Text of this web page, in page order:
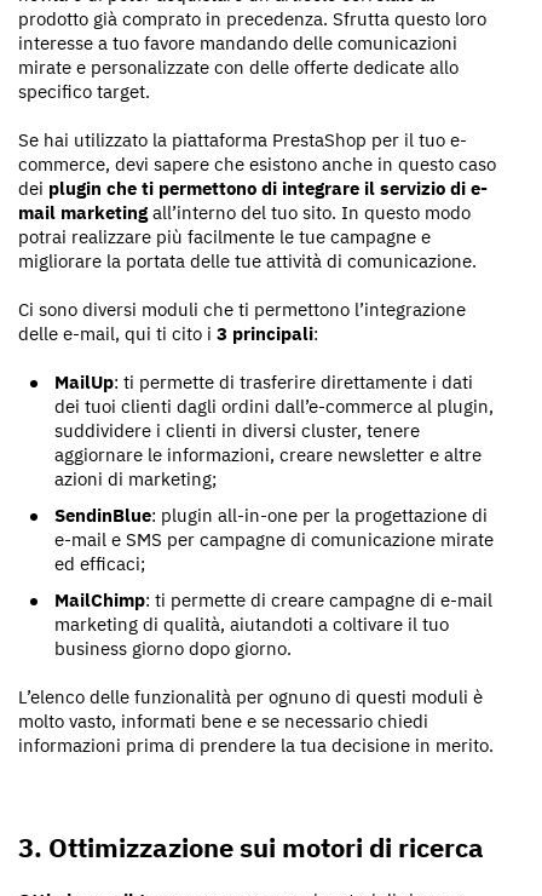
prodotto già comprato in precedenza. Sfrutta questo loro
interesse a tuo favore mandando delle comunicazioni
mirate e personalizzate con delle offerte dedicate allo
specifico target.
Se hai utilizzato la piattaforma PrestaShop per il tuo e-
commerce, devi sapere che esistono anche in questo caso
dei plugin che ti permettono di integrare il servizio di e-
mail marketing all’interno del tuo sito. In questo modo
potrai realizzare più facilmente le tue campagne e
migliorare la portata delle tue attività di comunicazione.
Ci sono diversi moduli che ti permettono l’integrazione
delle e-mail, qui ti cito i 3 principali:
MailUp: ti permette di trasferire direttamente i dati
dei tuoi clienti dagli ordini dall’e-commerce al plugin,
suddividere i clienti in diversi cluster, tenere
aggiornare le informazioni, creare newsletter e altre
azioni di marketing;
SendinBlue: plugin all-in-one per la progettazione di
e-mail e SMS per campagne di comunicazione mirate
ed efficaci;
MailChimp: ti permette di creare campagne di e-mail
marketing di qualità, aiutandoti a coltivare il tuo
business giorno dopo giorno.
L’elenco delle funzionalità per ognuno di questi moduli è
molto vasto, informati bene e se necessario chiedi
informazioni prima di prendere la tua decisione in merito.
3. Ottimizzazione sui motori di ricerca